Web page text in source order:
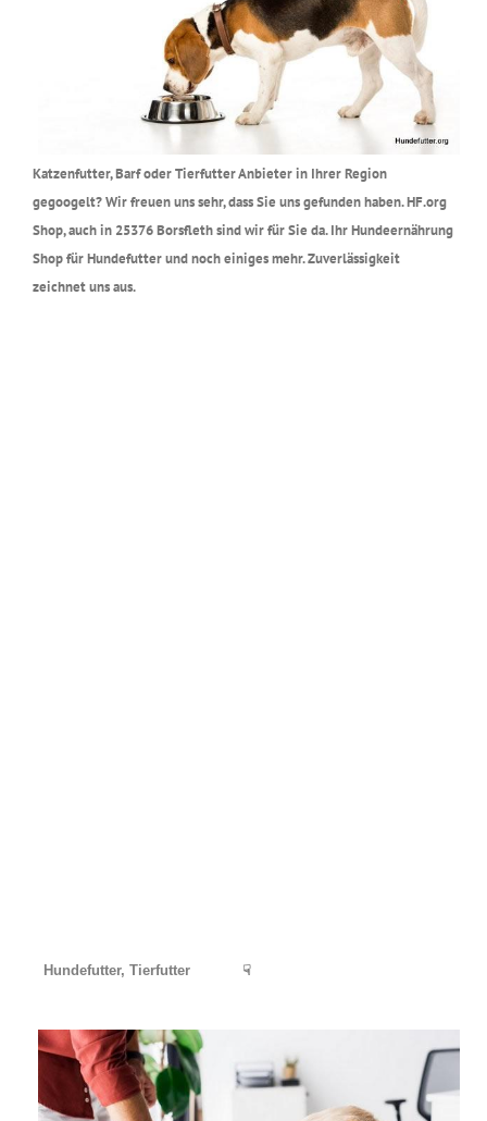
Katzenfutter, Barf oder Tierfutter Anbieter in Ihrer Region
gegoogelt? Wir freuen uns sehr, dass Sie uns gefunden haben. HF.org
Shop, auch in 25376 Borsfleth sind wir für Sie da. Ihr Hundeernährung
Shop für Hundefutter und noch einiges mehr. Zuverlässigkeit
zeichnet uns aus.
Hundefutter, Tierfutter ☟